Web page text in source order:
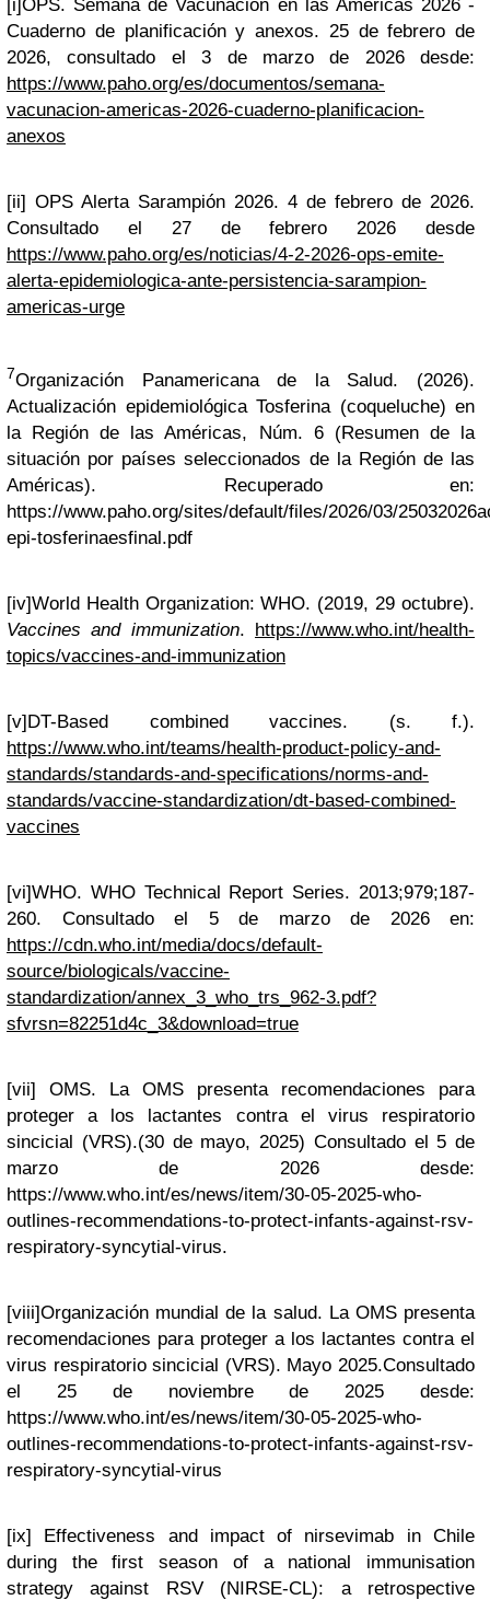
[i]OPS. Semana de Vacunación en las Américas 2026 -
Cuaderno de planificación y anexos. 25 de febrero de
2026, consultado el 3 de marzo de 2026 desde:
https://www.paho.org/es/documentos/semana-
vacunacion-americas-2026-cuaderno-planificacion-
anexos
[ii] OPS Alerta Sarampión 2026. 4 de febrero de 2026.
Consultado el 27 de febrero 2026 desde
https://www.paho.org/es/noticias/4-2-2026-ops-emite-
alerta-epidemiologica-ante-persistencia-sarampion-
americas-urge
7Organización Panamericana de la Salud. (2026).
Actualización epidemiológica Tosferina (coqueluche) en
la Región de las Américas, Núm. 6 (Resumen de la
situación por países seleccionados de la Región de las
Américas). Recuperado en:
https://www.paho.org/sites/default/files/2026/03/
epi-tosferinaesfinal.pdf
[iv]World Health Organization: WHO. (2019, 29 octubre).
Vaccines and immunization. https://www.who.int/health-
topics/vaccines-and-immunization
[v]DT-Based combined vaccines. (s. f.).
https://www.who.int/teams/health-product-policy-and-
standards/standards-and-specifications/norms-and-
standards/vaccine-standardization/dt-based-combined-
vaccines
[vi]WHO. WHO Technical Report Series. 2013;979;187-
260. Consultado el 5 de marzo de 2026 en:
https://cdn.who.int/media/docs/default-
source/biologicals/vaccine-
standardization/annex_3_who_trs_962-3.pdf?
sfvrsn=82251d4c_3&download=true
[vii] OMS. La OMS presenta recomendaciones para
proteger a los lactantes contra el virus respiratorio
sincicial (VRS).(30 de mayo, 2025) Consultado el 5 de
marzo de 2026 desde:
https://www.who.int/es/news/item/30-05-2025-who-
outlines-recommendations-to-protect-infants-against-rsv-
respiratory-syncytial-virus.
[viii]Organización mundial de la salud. La OMS presenta
recomendaciones para proteger a los lactantes contra el
virus respiratorio sincicial (VRS). Mayo 2025.Consultado
el 25 de noviembre de 2025 desde:
https://www.who.int/es/news/item/30-05-2025-who-
outlines-recommendations-to-protect-infants-against-rsv-
respiratory-syncytial-virus
[ix] Effectiveness and impact of nirsevimab in Chile
during the first season of a national immunisation
strategy against RSV (NIRSE-CL): a retrospective